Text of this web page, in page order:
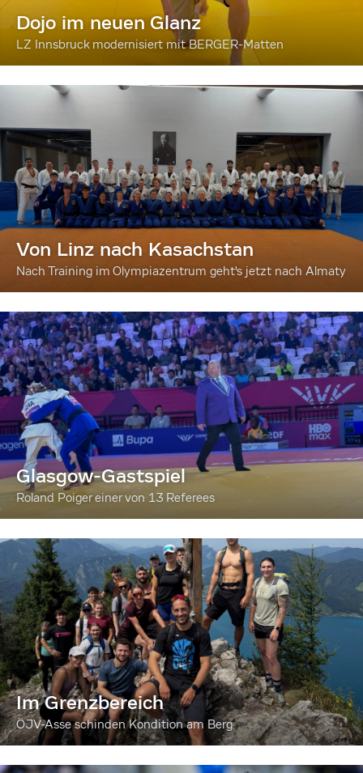
Dojo im neuen Glanz
LZ Innsbruck modernisiert mit BERGER-Matten
Von Linz nach Kasachstan
Nach Training im Olympiazentrum geht's jetzt nach Almaty
Glasgow-Gastspiel
Roland Poiger einer von 13 Referees
Im Grenzbereich
ÖJV-Asse schinden Kondition am Berg